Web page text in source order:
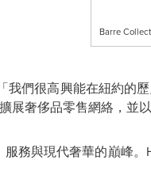
Barre
我們很高興能在紐約的
奢侈品零售網絡，並
務與現代奢華的巔峰。